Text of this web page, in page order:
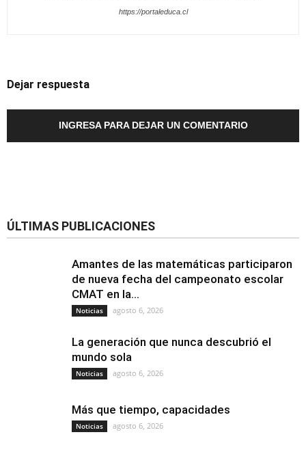
https://portaleduca.cl
Dejar respuesta
INGRESA PARA DEJAR UN COMENTARIO
ÚLTIMAS PUBLICACIONES
Amantes de las matemáticas participaron
de nueva fecha del campeonato escolar
CMAT en la...
Noticias agosto 6, 2026
La generación que nunca descubrió el
mundo sola
Noticias agosto 6, 2026
Más que tiempo, capacidades
Noticias agosto 6, 2026